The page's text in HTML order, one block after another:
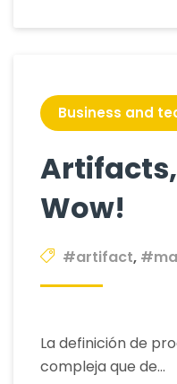
Business and
Wow!
#artifact,
La definición de
compleja que de…